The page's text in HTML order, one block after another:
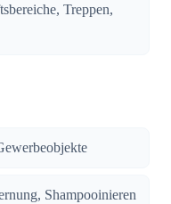
Treppen,
Shampooinieren